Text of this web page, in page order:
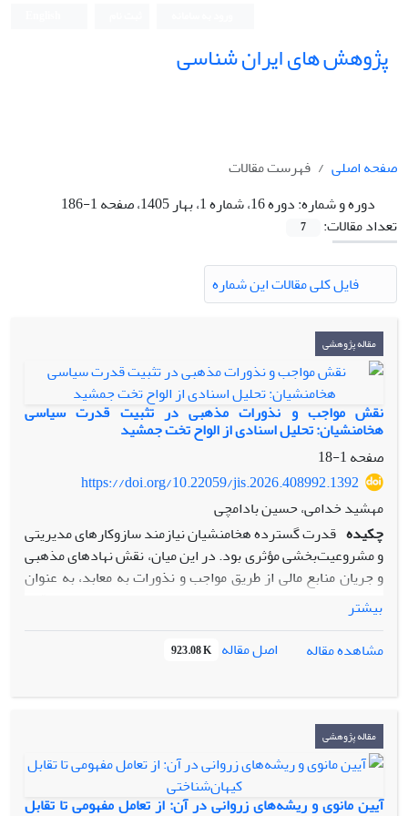
پژوهش های ایران شناسی
صفحه اصلی
فهرست مقالات
دوره و شماره:دوره 16، شماره 1، بهار 1405، صفحه 1-186
تعداد مقالات:
7
فایل کلی مقالات این شماره
مقاله پژوهشی
نقش مواجب و نذورات مذهبی در تثبیت قدرت سیاسی
هخامنشیان: تحلیل اسنادی از الواح تخت جمشید
صفحه1-18
https://doi.org/10.22059/jis.2026.408992.1392
مهشید خدامی، حسین بادامچی
چکیده قدرت گسترده هخامنشیان نیازمند سازوکارهای مدیریتی
و مشروعیت‌بخشی مؤثری بود. در این میان، نقش نهادهای مذهبی
و جریان منابع مالی از طریق مواجب و نذورات به معابد، به عنوان
ابزاری برای انسجام اجتماعی و سیاسی، نیازمند بررسی دقیق
است. این پژوهش بر این فرض استوار است که توزیع و مدیریت
این منابع، فراتر از کارکرد صرفاً مذهبی، کارکردی استراتژیک در
تثبیت مشروعیت شاهنشاهی و کنترل نخبگان محلی داشته است.
داده‌های مستخرج از الواح اقتصادی تخت جمشید است. این
پژوهش از نوع توصیفی-تحلیلی بوده و روش گردآوری داده‌ها
مبتنی بر مطالعات اسنادی (کتابخانه‌ای) و تحلیل محتوای کمی و
کیفی اسناد اقتصادی باقی‌مانده از تخت جمشید (مانند الواح مالی)
بیشتر
مشاهده مقاله
اصل مقاله 923.08 K
مقاله پژوهشی
آیین مانوی و ریشه‌های زروانی در آن: از تعامل مفهومی تا تقابل